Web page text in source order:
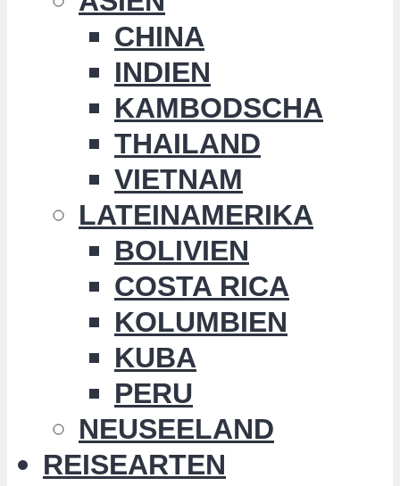
CHINA
INDIEN
KAMBODSCHA
THAILAND
VIETNAM
LATEINAMERIKA
BOLIVIEN
COSTA RICA
KOLUMBIEN
KUBA
PERU
NEUSEELAND
REISEARTEN